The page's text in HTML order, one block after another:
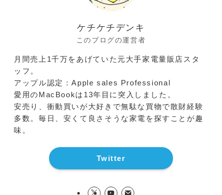
ケチケチデンキ
このブログの運営者
月間売上1千万をあげていた元大手家電量販店スタ
ッフ。
アップル認定：Apple sales Professional
愛用のMacBookは13年目に突入しました。
安売り、衝動買いが大好きで無駄な買物で散財経験
多数。毎日、安くて良さそうな家電を探すことが趣
味。
Twitter